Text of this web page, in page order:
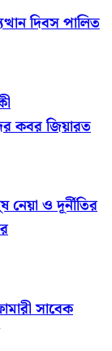
দিবস পালিত
কবর জিয়ারত
নেয়া ও দূর্নীতির
সাবেক